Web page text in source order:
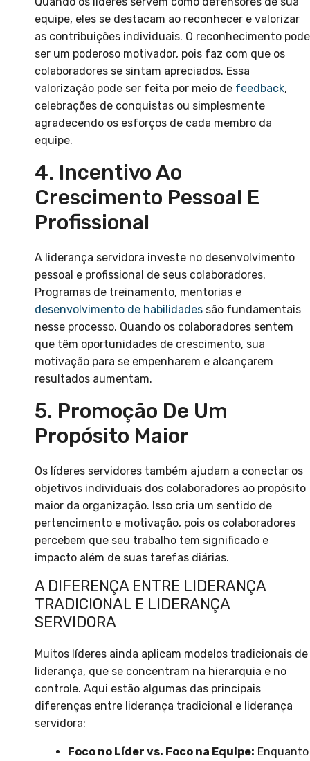
equipe, eles se destacam ao reconhecer e valorizar
as contribuições individuais. O reconhecimento pode
ser um poderoso motivador, pois faz com que os
colaboradores se sintam apreciados. Essa
valorização pode ser feita por meio de feedback,
celebrações de conquistas ou simplesmente
agradecendo os esforços de cada membro da
equipe.
4. Incentivo Ao
Crescimento Pessoal E
Profissional
A liderança servidora investe no desenvolvimento
pessoal e profissional de seus colaboradores.
Programas de treinamento, mentorias e
desenvolvimento de habilidades são fundamentais
nesse processo. Quando os colaboradores sentem
que têm oportunidades de crescimento, sua
motivação para se empenharem e alcançarem
resultados aumentam.
5. Promoção De Um
Propósito Maior
Os líderes servidores também ajudam a conectar os
objetivos individuais dos colaboradores ao propósito
maior da organização. Isso cria um sentido de
pertencimento e motivação, pois os colaboradores
percebem que seu trabalho tem significado e
impacto além de suas tarefas diárias.
A DIFERENÇA ENTRE LIDERANÇA
TRADICIONAL E LIDERANÇA
SERVIDORA
Muitos líderes ainda aplicam modelos tradicionais de
liderança, que se concentram na hierarquia e no
controle. Aqui estão algumas das principais
diferenças entre liderança tradicional e liderança
servidora:
Foco no Líder vs. Foco na Equipe: Enquanto